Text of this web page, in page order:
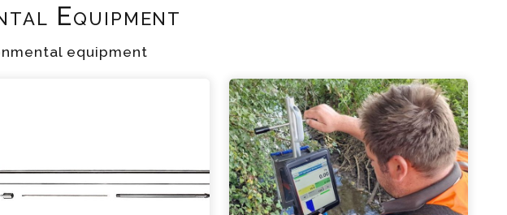
Equipment
equipment